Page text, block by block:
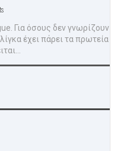
Για όσους δεν γνωρίζουν
έχει πάρει τα πρωτεία